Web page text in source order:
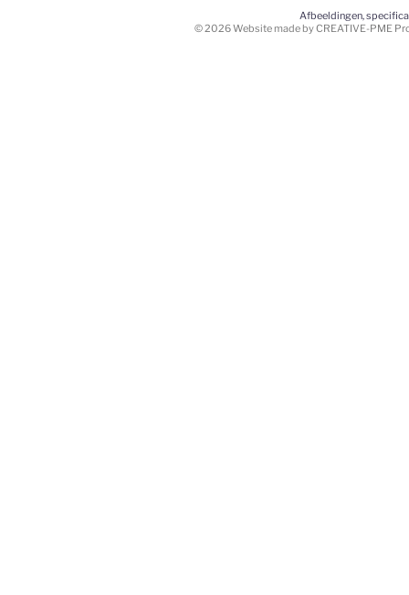
Afbeeldingen,
© 2026 Website made by CREATIVE-PME